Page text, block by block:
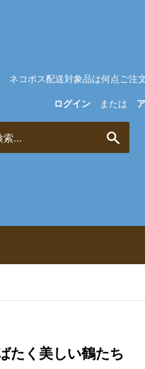
ネコポス配送対象品は何点ご注
ログイン または
索
たく美しい鶴たち